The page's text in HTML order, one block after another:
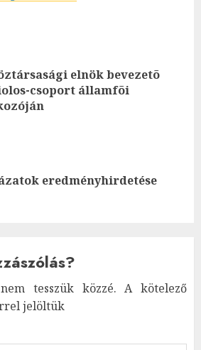
elnök bevezetõ
csoport államfõi
eredményhirdetése
tesszük közzé. A kötelező
jelöltük